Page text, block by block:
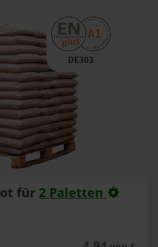
DE303
für 2 Paletten